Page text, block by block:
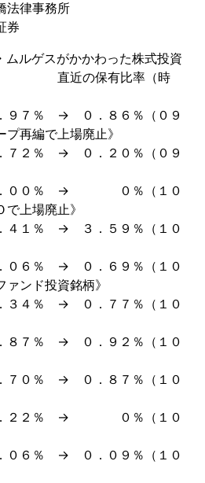
法律事務所
券
ルゲスがかかわった株式投資
保有比率（時
９７％ → ０．８６％（０９
再編で上場廃止》
２％ → ０．２０％（０９
００％ → ０％（１０
上場廃止》
４１％ → ３．５９％（１０
→ ０．６９％（１０
ンド投資銘柄》
→ ０．７７％（１０
→ ０．９２％（１０
→ ０．８７％（１０
．２２％ → ０％（１０
０６％ → ０．０９％（１０